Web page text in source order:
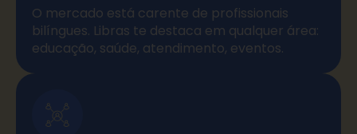
O mercado está carente de profissionais
bilíngues. Libras te destaca em qualquer área:
educação, saúde, atendimento, eventos.